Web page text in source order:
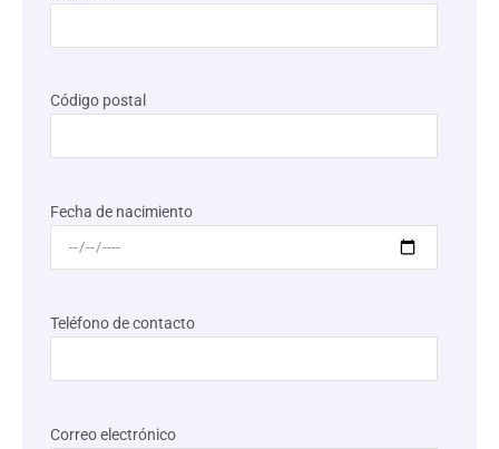
Código postal
Fecha de nacimiento
Teléfono de contacto
Correo electrónico